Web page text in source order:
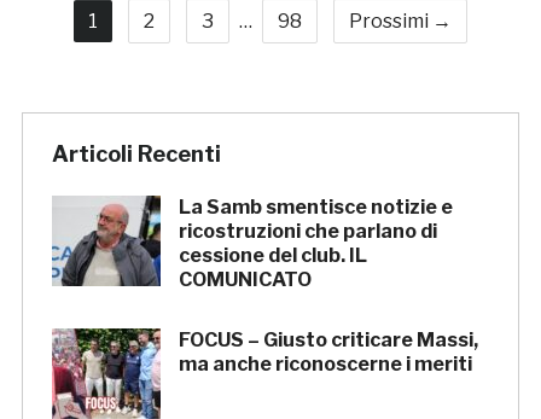
1 2 3 … 98 Prossimi →
Articoli Recenti
La Samb smentisce notizie e
ricostruzioni che parlano di
cessione del club. IL
COMUNICATO
FOCUS – Giusto criticare Massi,
ma anche riconoscerne i meriti